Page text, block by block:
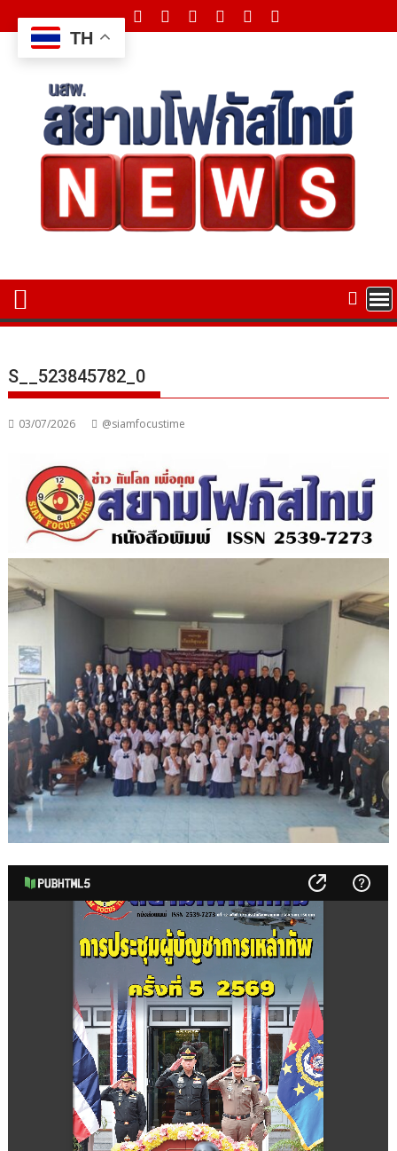
to
content
S__523845782_0
03/07/2026 @siamfocustime
TH